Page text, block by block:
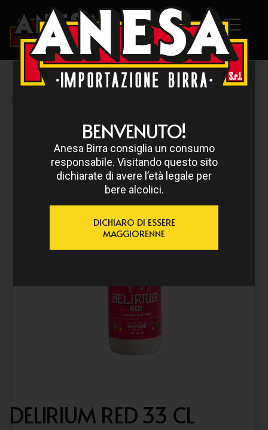
DELIRIUM RED 33 CL
BENVENUTO!
Anesa Birra consiglia un consumo
responsabile. Visitando questo sito
dichiarate di avere l’età legale per
bere alcolici.
DICHIARO DI ESSERE
MAGGIORENNE